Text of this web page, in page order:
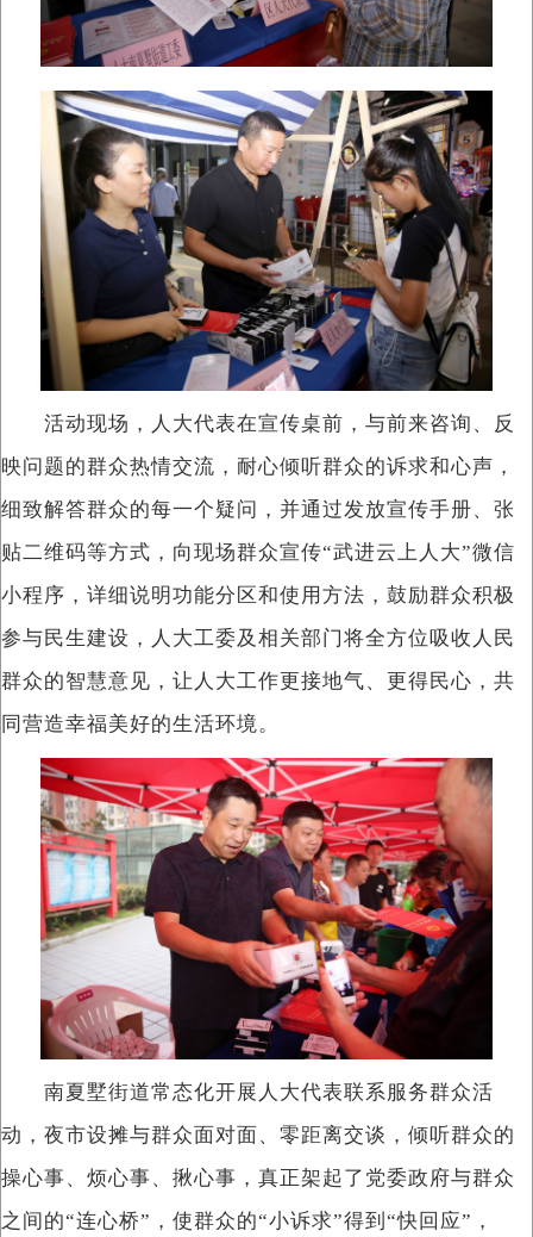
活动现场，人大代表在宣传桌前，与前来咨询、反
映问题的群众热情交流，耐心倾听群众的诉求和心声，
细致解答群众的每一个疑问，并通过发放宣传手册、张
贴二维码等方式，向现场群众宣传“武进云上人大”微信
小程序，详细说明功能分区和使用方法，鼓励群众积极
参与民生建设，人大工委及相关部门将全方位吸收人民
群众的智慧意见，让人大工作更接地气、更得民心，共
同营造幸福美好的生活环境。
南夏墅街道常态化开展人大代表联系服务群众活
动，夜市设摊与群众面对面、零距离交谈，倾听群众的
操心事、烦心事、揪心事，真正架起了党委政府与群众
之间的“连心桥”，使群众的“小诉求”得到“快回应”，